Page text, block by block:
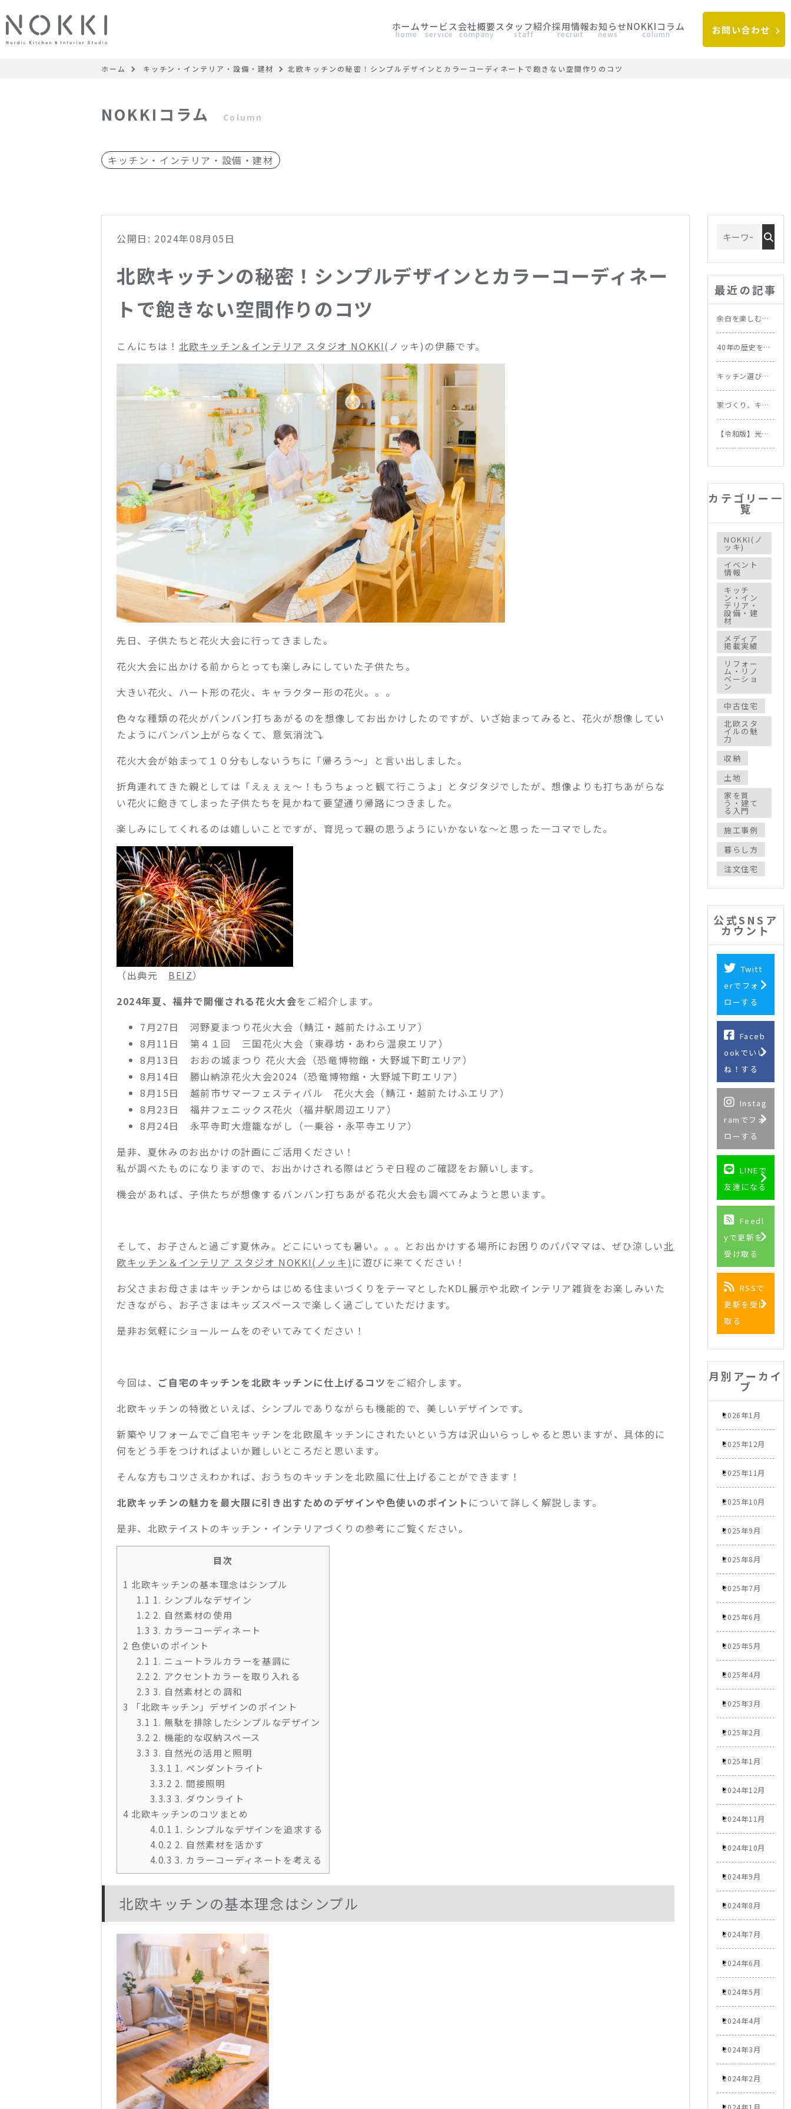
ホーム
home
サービス
service
会社概要
company
スタッフ紹介
staff
採用情報
recruit
お知らせ
news
NOKKIコラム
column お問い合わせ
ホーム キッチン・インテリア・設備・建材 北欧キッチンの秘密！シンプルデザインとカラーコーディネートで飽きない空間作りのコツ
NOKKIコラム Column
キッチン・インテリア・設備・建材
公開日: 2024年08月05日
北欧キッチンの秘密！シンプルデザインとカラーコーディネー
トで飽きない空間作りのコツ
こんにちは！ 北欧キッチン＆インテリア スタジオ NOKKI(ノッキ)の伊藤です。
先日、子供たちと花火大会に行ってきました。
花火大会に出かける前からとっても楽しみにしていた子供たち。
大きい花火、ハート形の花火、キャラクター形の花火。。。
色々な種類の花火がバンバン打ちあがるのを想像してお出かけしたのですが、いざ始まってみると、花火が想像してい
たようにバンバン上がらなくて、意気消沈⤵
花火大会が始まって１０分もしないうちに「帰ろう～」と言い出しました。
折角連れてきた親としては「えぇぇぇ～！もうちょっと観て行こうよ」とタジタジでしたが、想像よりも打ちあがらな
い花火に飽きてしまった子供たちを見かねて要望通り帰路につきました。
楽しみにしてくれるのは嬉しいことですが、育児って親の思うようにいかないな～と思った一コマでした。
（出典元 BEIZ）
2024年夏、福井で開催される花火大会をご紹介します。
7月27日 河野夏まつり花火大会（鯖江・越前たけふエリア）
8月11日 第４１回 三国花火大会（東尋坊・あわら温泉エリア）
8月13日 おおの城まつり 花火大会（恐竜博物館・大野城下町エリア）
8月14日 勝山納涼花火大会2024（恐竜博物館・大野城下町エリア）
8月15日 越前市サマーフェスティバル 花火大会（鯖江・越前たけふエリア）
8月23日 福井フェニックス花火（福井駅周辺エリア）
8月24日 永平寺町大燈籠ながし（一乗谷・永平寺エリア）
是非、夏休みのお出かけの計画にご活用ください！
私が調べたものになりますので、お出かけされる際はどうぞ日程のご確認をお願いします。
機会があれば、子供たちが想像するバンバン打ちあがる花火大会も調べてみようと思います。
そして、お子さんと過ごす夏休み。どこにいっても暑い。。。とお出かけする場所にお困りのパパママは、ぜひ涼しい北
欧キッチン＆インテリア スタジオ NOKKI(ノッキ) に遊びに来てください！
お父さまお母さまはキッチンからはじめる住まいづくりをテーマとしたKDL展示や北欧インテリア雑貨をお楽しみいた
だきながら、お子さまはキッズスペースで楽しく過ごしていただけます。
是非お気軽にショールームをのぞいてみてください！
今回は、 ご自宅のキッチンを北欧キッチンに仕上げるコツ をご紹介します。
北欧キッチンの特徴といえば、シンプルでありながらも機能的で、美しいデザインです。
新築やリフォームでご自宅キッチンを北欧風キッチンにされたいという方は沢山いらっしゃると思いますが、具体的に
何をどう手をつければよいか難しいところだと思います。
そんな方もコツさえわかれば、おうちのキッチンを北欧風に仕上げることができます！
北欧キッチンの魅力を最大限に引き出すためのデザインや色使いのポイント について詳しく解説します。
是非、北欧テイストのキッチン・インテリアづくりの参考にご覧ください。
目次
1 北欧キッチンの基本理念はシンプル
1.1 1. シンプルなデザイン
1.2 2. 自然素材の使用
1.3 3. カラーコーディネート
2 色使いのポイント
2.1 1. ニュートラルカラーを基調に
2.2 2. アクセントカラーを取り入れる
2.3 3. 自然素材との調和
3
「北欧キッチン」デザインのポイント
3.1 1. 無駄を排除したシンプルなデザイン
3.2 2. 機能的な収納スペース
3.3 3. 自然光の活用と照明
3.3.1 1. ペンダントライト
3.3.2 2. 間接照明
3.3.3 3. ダウンライト
4 北欧キッチンのコツまとめ
4.0.1 1. シンプルなデザインを追求する
4.0.2 2. 自然素材を活かす
4.0.3 3. カラーコーディネートを考える
北欧キッチンの基本理念はシンプル
最近の記事
余白を楽しむ北
取り入れたい習
慣
40年の歴史を持
ーション｜施工
事例
キッチン選びで
法と選び方
家づくり、キッ
案する理想の家
づくりの順番
【令和版】光熱
きる住まいの省
機の節約効果を
徹底比較
カテゴリー一
覧
NOKKI(ノ
ッキ)
イベント
情報
キッチ
ン・イン
テリア・
設備・建
材
メディア
掲載実績
リフォー
ム・リノ
ベーショ
ン
中古住宅
北欧スタ
イルの魅
力
収納
土地
家を買
う・建て
る入門
施工事例
暮らし方
注文住宅
公式SNSア
カウント
Twitt
erでフォ
ローする
Faceb
ookでいい
ね！する
Instag
ramでフォ
ローする
LINEで
友達になる
Feedl
yで更新を
受け取る
RSSで
更新を受け
取る
月別アーカイ
ブ
2026年1月
2025年12月
2025年11月
2025年10月
2025年9月
2025年8月
2025年7月
2025年6月
2025年5月
2025年4月
2025年3月
2025年2月
2025年1月
2024年12月
2024年11月
2024年10月
2024年9月
2024年8月
2024年7月
2024年6月
2024年5月
2024年4月
2024年3月
2024年2月
2024年1月